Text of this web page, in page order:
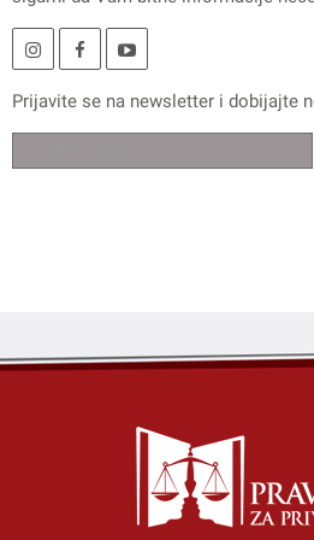
Prijavite se na newsletteri dobijajte